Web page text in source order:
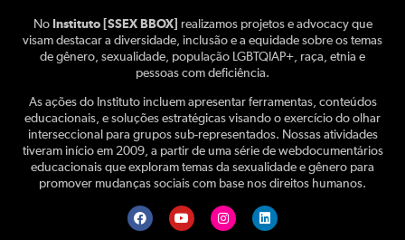
No Instituto [SSEX BBOX]
realizamos projetos e advocacy que
visam destacar a diversidade, inclusão e a equidade sobre os temas
de gênero, sexualidade, população LGBTQIAP+, raça, etnia e
pessoas com deficiência.
As ações do Instituto incluem apresentar ferramentas, conteúdos
educacionais, e soluções estratégicas visando o exercício do olhar
interseccional para grupos sub-representados. Nossas atividades
tiveram início em 2009, a partir de uma série de webdocumentários
educacionais que exploram temas da sexualidade e gênero para
promover mudanças sociais com base nos direitos humanos.